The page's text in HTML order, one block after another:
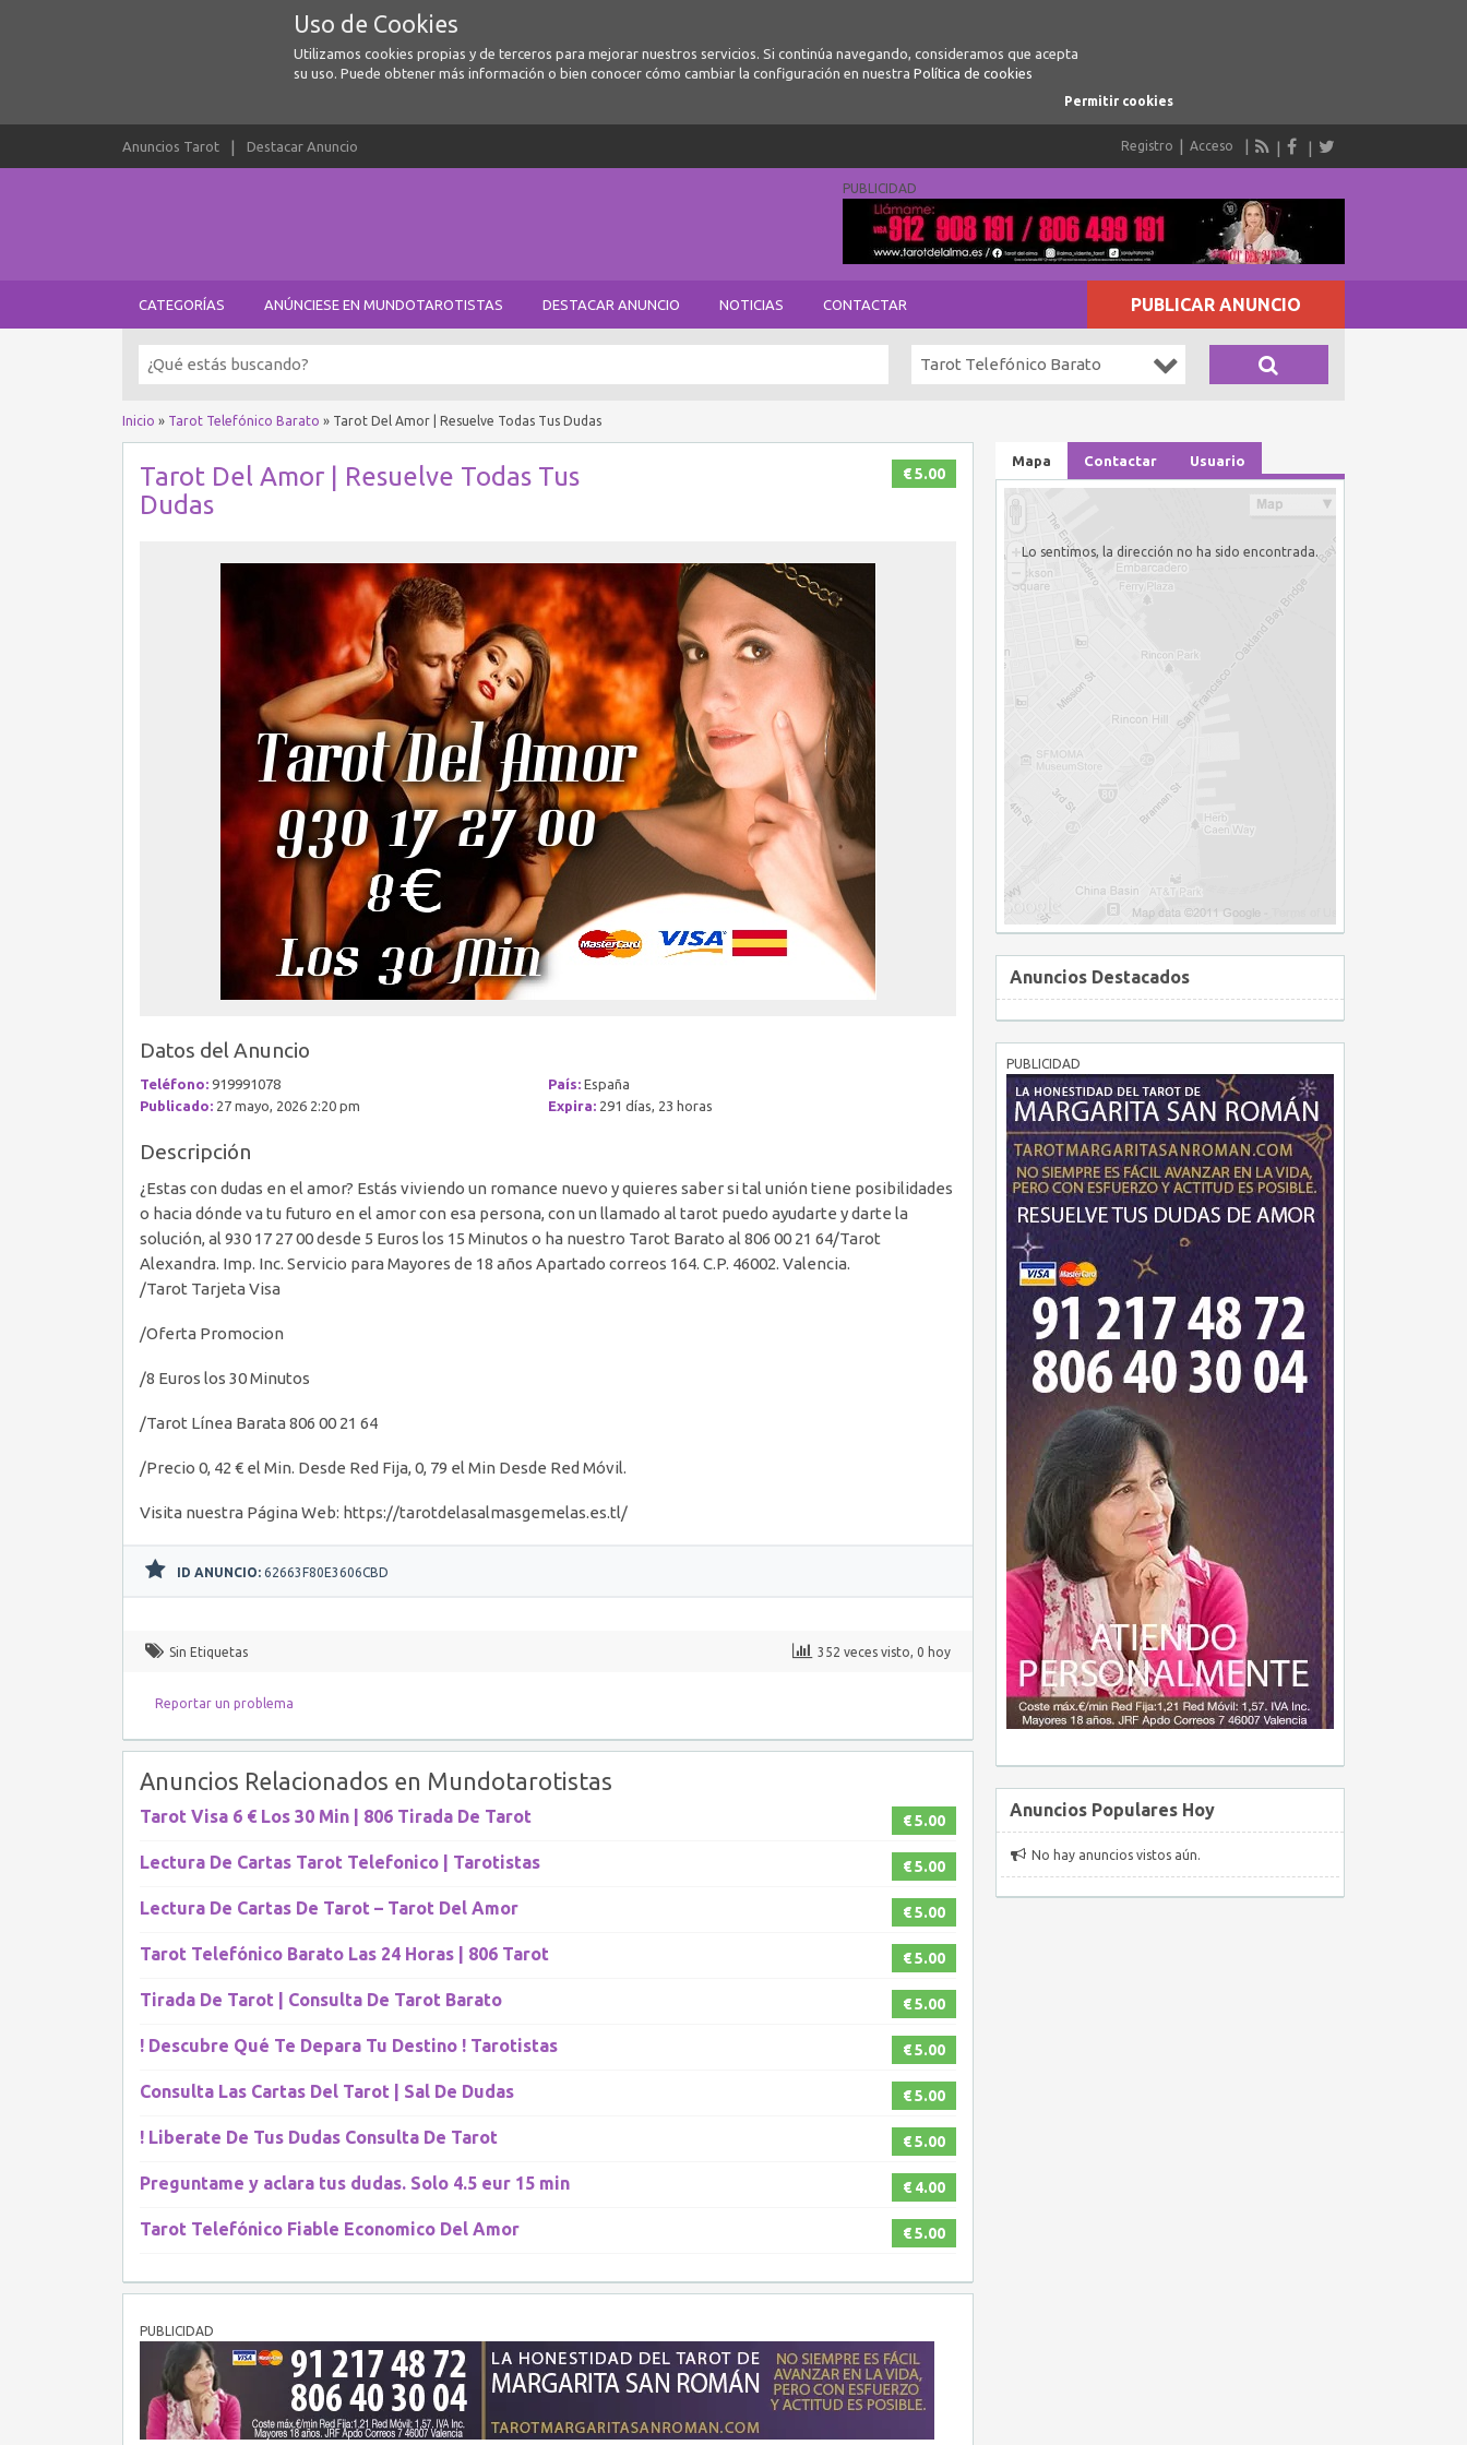
Uso de Cookies
Utilizamos cookies propias y de terceros para mejorar nuestros servicios. Si continúa navegando, consideramos que acepta
su uso. Puede obtener más información o bien conocer cómo cambiar la configuración en nuestra Política de cookies
Permitir cookies
Anuncios Tarot Destacar Anuncio Registro Acceso
PUBLICIDAD
CATEGORÍAS ANÚNCIESE EN MUNDOTAROTISTAS DESTACAR ANUNCIO NOTICIAS CONTACTAR PUBLICAR ANUNCIO
Tarot Telefónico Barato
Inicio » Tarot Telefónico Barato » Tarot Del Amor | Resuelve Todas Tus Dudas
€ 5.00
Tarot Del Amor | Resuelve Todas Tus
Dudas
Datos del Anuncio
Teléfono: 919991078 País: España
Publicado: 27 mayo, 2026 2:20 pm Expira: 291 días, 23 horas
Descripción
¿Estas con dudas en el amor? Estás viviendo un romance nuevo y quieres saber si tal unión tiene posibilidades
o hacia dónde va tu futuro en el amor con esa persona, con un llamado al tarot puedo ayudarte y darte la
solución, al 930 17 27 00 desde 5 Euros los 15 Minutos o ha nuestro Tarot Barato al 806 00 21 64/Tarot
Alexandra. Imp. Inc. Servicio para Mayores de 18 años Apartado correos 164. C.P. 46002. Valencia.
/Tarot Tarjeta Visa
/Oferta Promocion
/8 Euros los 30 Minutos
/Tarot Línea Barata 806 00 21 64
/Precio 0, 42 € el Min. Desde Red Fija, 0, 79 el Min Desde Red Móvil.
Visita nuestra Página Web: https://tarotdelasalmasgemelas.es.tl/
ID ANUNCIO: 62663F80E3606CBD
Sin Etiquetas 352 veces visto, 0 hoy
Reportar un problema
Anuncios Relacionados en Mundotarotistas
€ 5.00
Tarot Visa 6 € Los 30 Min | 806 Tirada De Tarot
€ 5.00
Lectura De Cartas Tarot Telefonico | Tarotistas
€ 5.00
Lectura De Cartas De Tarot – Tarot Del Amor
€ 5.00
Tarot Telefónico Barato Las 24 Horas | 806 Tarot
€ 5.00
Tirada De Tarot | Consulta De Tarot Barato
€ 5.00
! Descubre Qué Te Depara Tu Destino ! Tarotistas
€ 5.00
Consulta Las Cartas Del Tarot‎ | Sal De Dudas
€ 5.00
! Liberate De Tus Dudas Consulta De Tarot
€ 4.00
Preguntame y aclara tus dudas. Solo 4.5 eur 15 min
€ 5.00
Tarot Telefónico Fiable Economico Del Amor
PUBLICIDAD
Mapa Contactar Usuario
Lo sentimos, la dirección no ha sido encontrada.
Anuncios Destacados
PUBLICIDAD
Anuncios Populares Hoy
No hay anuncios vistos aún.